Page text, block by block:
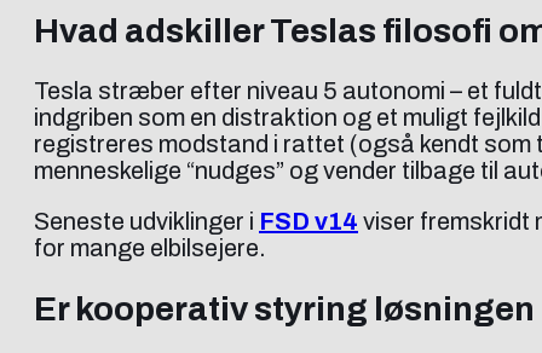
Hvad adskiller Teslas filosofi
Tesla stræber efter niveau 5 autonomi – et
indgriben som en distraktion og et muligt
registreres modstand i rattet (også kendt
menneskelige “nudges” og vender tilbage til
Seneste udviklinger i FSD v14 viser fremskridt
for mange elbilsejere.
Er kooperativ styring